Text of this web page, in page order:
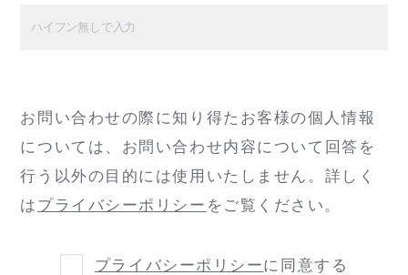
お問い合わせの際に知り得たお客様の個人情報
については、 お問い合わせ内容について回答を
行う以外の目的には使用いたしません。 詳しく
は プライバシーポリシー をご覧ください。
プライバシーポリシーに同意する